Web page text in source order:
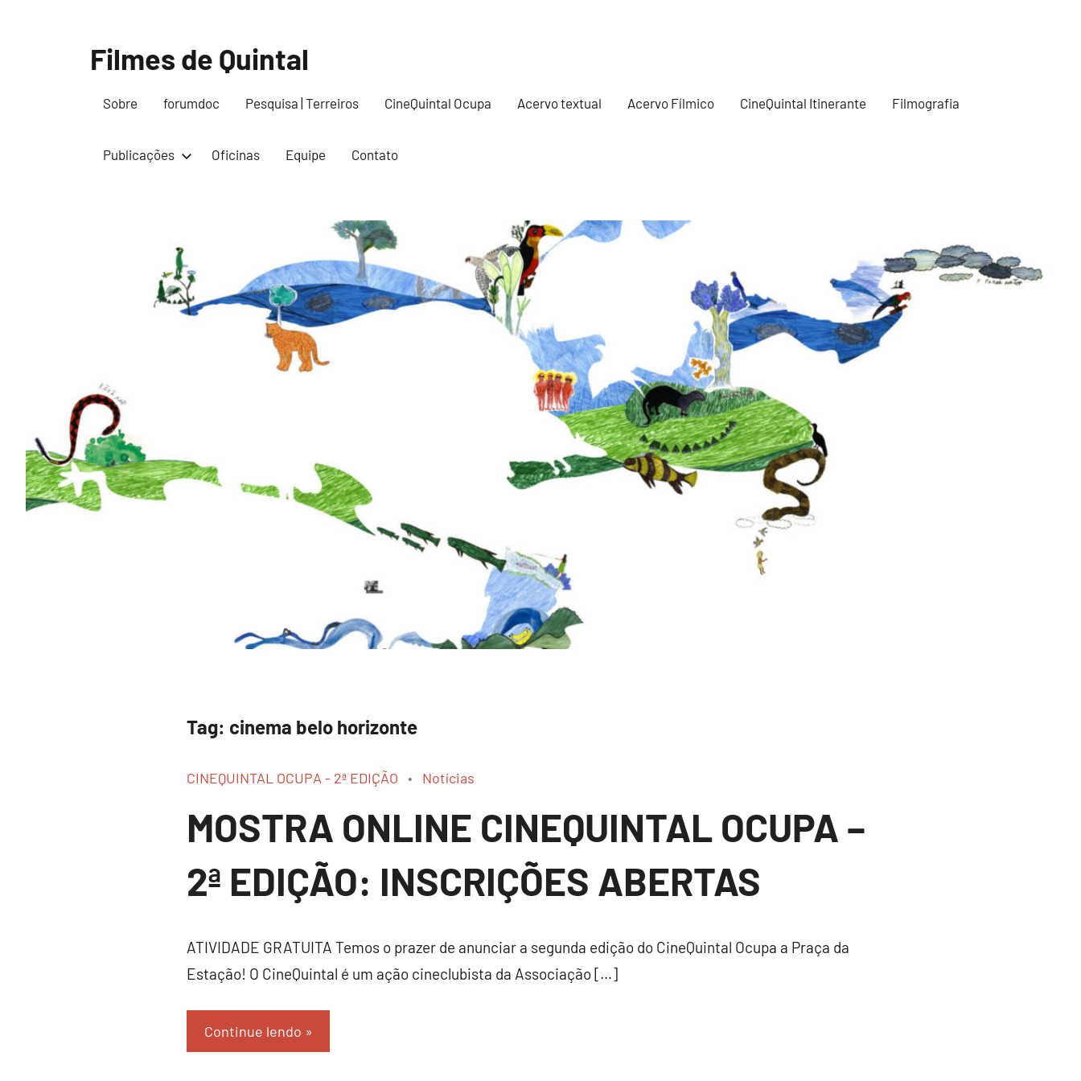
Filmes de Quintal
Sobre forumdoc Pesquisa | Terreiros CineQuintal Ocupa Acervo textual Acervo Fílmico CineQuintal Itinerante Filmografia
Publicações Oficinas Equipe Contato
Tag: cinema belo horizonte
CINEQUINTAL OCUPA - 2ª EDIÇÃO Notícias
MOSTRA ONLINE CINEQUINTAL OCUPA –
2ª EDIÇÃO: INSCRIÇÕES ABERTAS
ATIVIDADE GRATUITA Temos o prazer de anunciar a segunda edição do CineQuintal Ocupa a Praça da
Estação! O CineQuintal é um ação cineclubista da Associação […]
Continue lendo